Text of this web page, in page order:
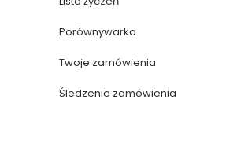
Porównywarka
Twoje zamówienia
Śledzenie zamówienia